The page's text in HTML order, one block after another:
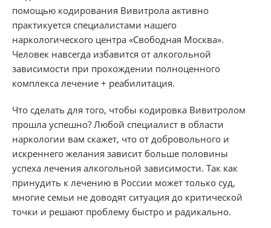
помощью кодирования Вивитрола активно
практикуется специалистами нашего
наркологического центра «Свободная Москва».
Человек навсегда избавится от алкогольной
зависимости при прохождении полноценного
комплекса лечение + реабилитация.
Что сделать для того, чтобы кодировка Вивитролом
прошла успешно? Любой специалист в области
наркологии вам скажет, что от добровольного и
искреннего желания зависит больше половины
успеха лечения алкогольной зависимости. Так как
принудить к лечению в России может только суд,
многие семьи не доводят ситуация до критической
точки и решают проблему быстро и радикально.